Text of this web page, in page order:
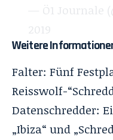
— Ö1 Journale
2019
Weitere
Falter: Fünf
Reisswolf-
Datenschredder:
„Ibiza“ und